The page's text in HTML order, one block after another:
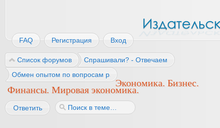
FAQ Регистрация Вход
Список форумов
Спрашивали? - Отвечаем
Обмен опытом по вопросам работы
Экономика. Бизнес.
Финансы. Мировая экономика.
Ответить